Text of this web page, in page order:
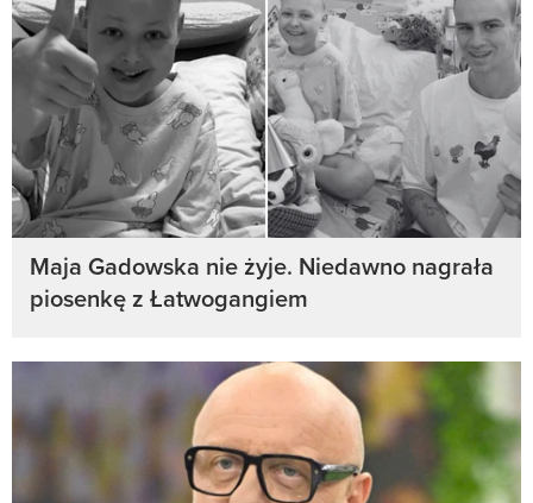
Maja Gadowska nie żyje. Niedawno nagrała
piosenkę z Łatwogangiem